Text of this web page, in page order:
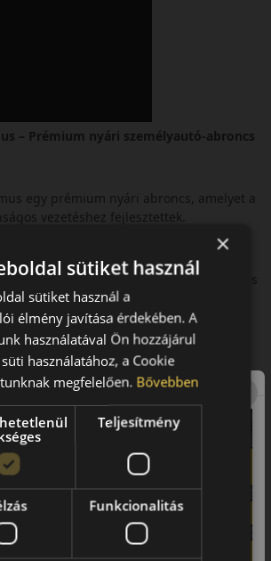
– Prémium nyári személyautó-abroncs
egy prémium nyári abroncs, amelyet a
vezetéshez fejlesztettek.
kiváló tapadást biztosít nedves és
és stabil fékezési teljesítmény.
komfortszint.
használatra.
választás a prémium komforthoz.
×
sütiket használ
sütiket használ a
élmény javítása érdekében. A
használatával Ön hozzájárul
süti használatához, a Cookie
megfelelően. Bővebben
Teljesítmény
Funkcionalitás